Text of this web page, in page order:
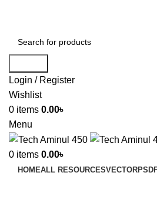
Login / Register
Wishlist
0 items 0.00৳
Menu
0 items 0.00৳
HOMEALL RESOURCESVECTORPSD